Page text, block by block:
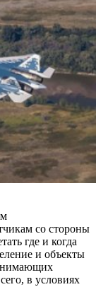
со стороны
где и когда
и объекты
в условиях